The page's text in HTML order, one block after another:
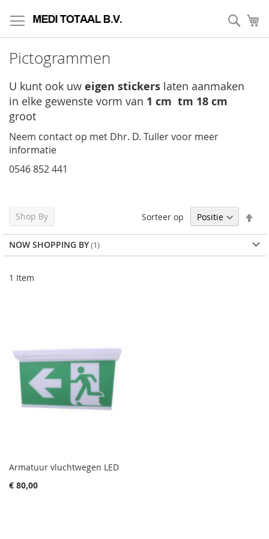
to
Content
Pictogrammen
U kunt ook uw eigen stickers laten aanmaken
in elke gewenste vorm van 1 cm tm 18 cm
groot
Neem contact op met Dhr. D. Tuller voor meer
informatie
0546 852 441
1 Item
Sorteer op
Armatuur vluchtwegen LED
€ 80,00
Shop By
NOW SHOPPING BY